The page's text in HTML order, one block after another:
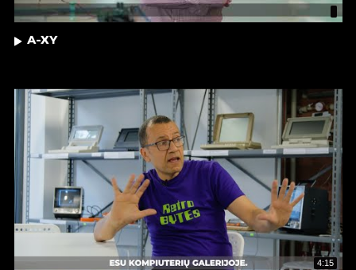
A-XY
4:15